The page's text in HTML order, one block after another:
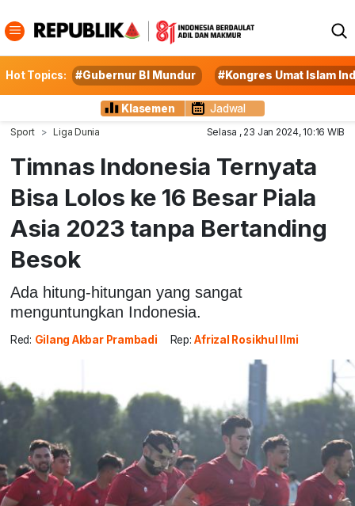
Hot Topics: #Gubernur BI Mundur #Kongres Umat Islam
Klasemen Jadwal
Sport Liga Dunia Selasa , 23 Jan 2024, 10:16 WIB
Timnas Indonesia Ternyata
Bisa Lolos ke 16 Besar Piala
Asia 2023 tanpa Bertanding
Besok
Ada hitung-hitungan yang sangat
menguntungkan Indonesia.
Red: Gilang Akbar Prambadi Rep: Afrizal Rosikhul Ilmi